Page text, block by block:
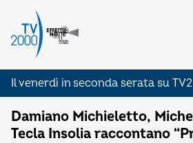
Il venerdì in seconda serata su
Damiano Michieletto,
Tecla Insolia raccontano